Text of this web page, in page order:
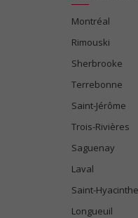
Montréal
Rimouski
Sherbrooke
Terrebonne
Saint-Jérôme
Trois-Rivières
Saguenay
Laval
Saint-Hyacinthe
Longueuil